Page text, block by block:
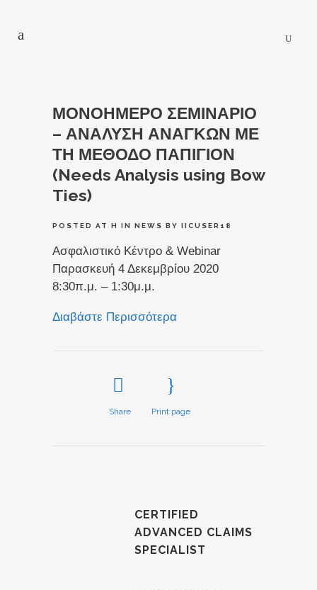
ΜΟΝΟΗΜΕΡΟ ΣΕΜΙΝΑΡΙΟ
– ΑΝΑΛΥΣΗ ΑΝΑΓΚΩΝ ΜΕ
ΤΗ ΜΕΘΟΔΟ ΠΑΠΙΓΙΟΝ
(Needs Analysis using Bow
Ties)
POSTED AT H IN NEWS BY IICUSER18
Ασφαλιστικό Κέντρο & Webinar
Παρασκευή 4 Δεκεμβρίου 2020
8:30π.μ. – 1:30μ.μ.
Διαβάστε Περισσότερα
Share Print page
CERTIFIED
ADVANCED CLAIMS
SPECIALIST